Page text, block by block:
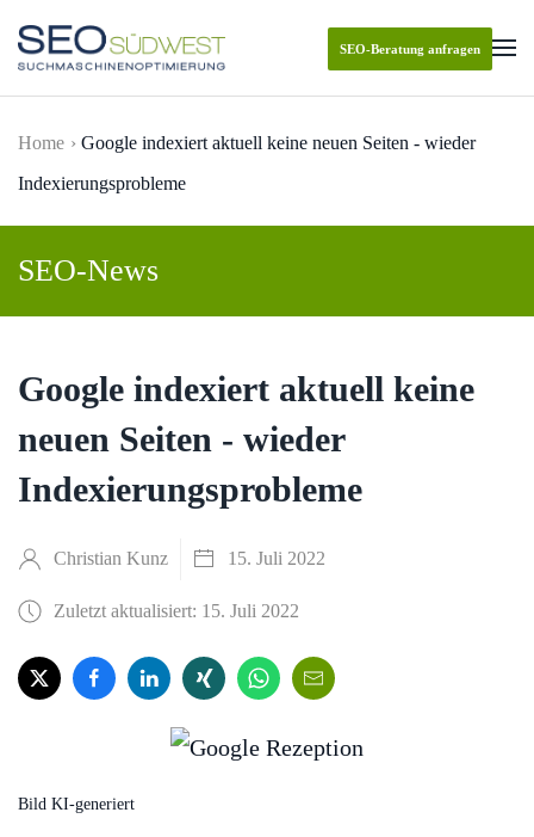
Skip to main content
SEO-Beratung anfragen
Home
Google indexiert aktuell keine neuen Seiten - wieder
Indexierungsprobleme
SEO-News
Google indexiert aktuell keine
neuen Seiten - wieder
Indexierungsprobleme
Christian Kunz 15. Juli 2022
Zuletzt aktualisiert: 15. Juli 2022
Bild KI-generiert